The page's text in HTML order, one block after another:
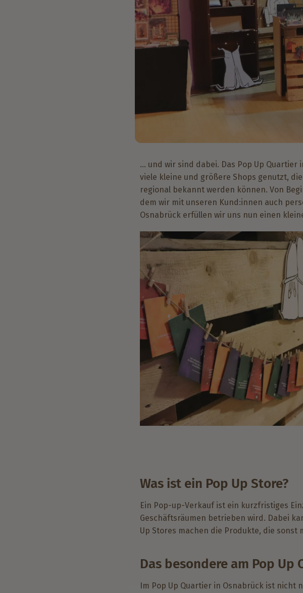
… und wir sind dabei. Das Pop Up
viele kleine und größere Shops genutzt,
regional bekannt werden können. Von
dem wir mit unseren Kund:innen auch
Osnabrück erfüllen wir uns nun einen
Was ist ein Pop Up Store?
Ein Pop-up-Verkauf ist ein kurzfristiges
Geschäftsräumen betrieben wird. Dabei
Up Stores machen die Produkte, die
Das besondere am Pop Up
Im Pop Up Quartier in Osnabrück ist